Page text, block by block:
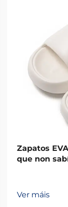
Zapatos
que non
Ver máis